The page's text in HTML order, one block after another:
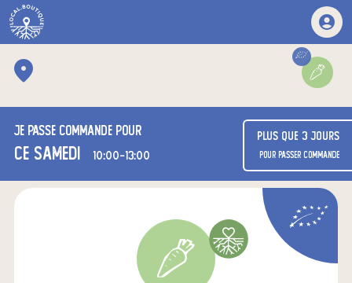
Je passe commande pour
ce samedi 10:00-13:00
Plus que 3 jours
pour passer commande